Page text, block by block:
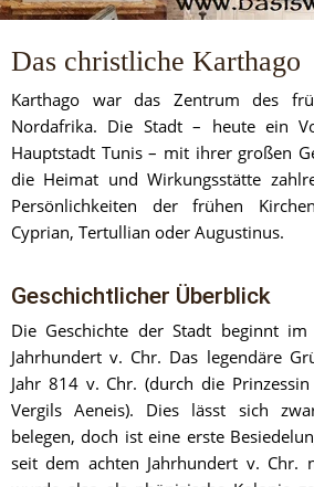
Das christliche Karthago
Karthago war das Zentrum des
Nordafrika. Die Stadt – heute ein
Hauptstadt Tunis – mit ihrer großen
die Heimat und Wirkungsstätte
Persönlichkeiten der frühen
Cyprian, Tertullian oder Augustinus.
Geschichtlicher Überblick
Die Geschichte der Stadt beginnt
Jahrhundert v. Chr. Das legendäre
Jahr 814 v. Chr. (durch die
Vergils Aeneis). Dies lässt sich
belegen, doch ist eine erste
seit dem achten Jahrhundert v. Chr.